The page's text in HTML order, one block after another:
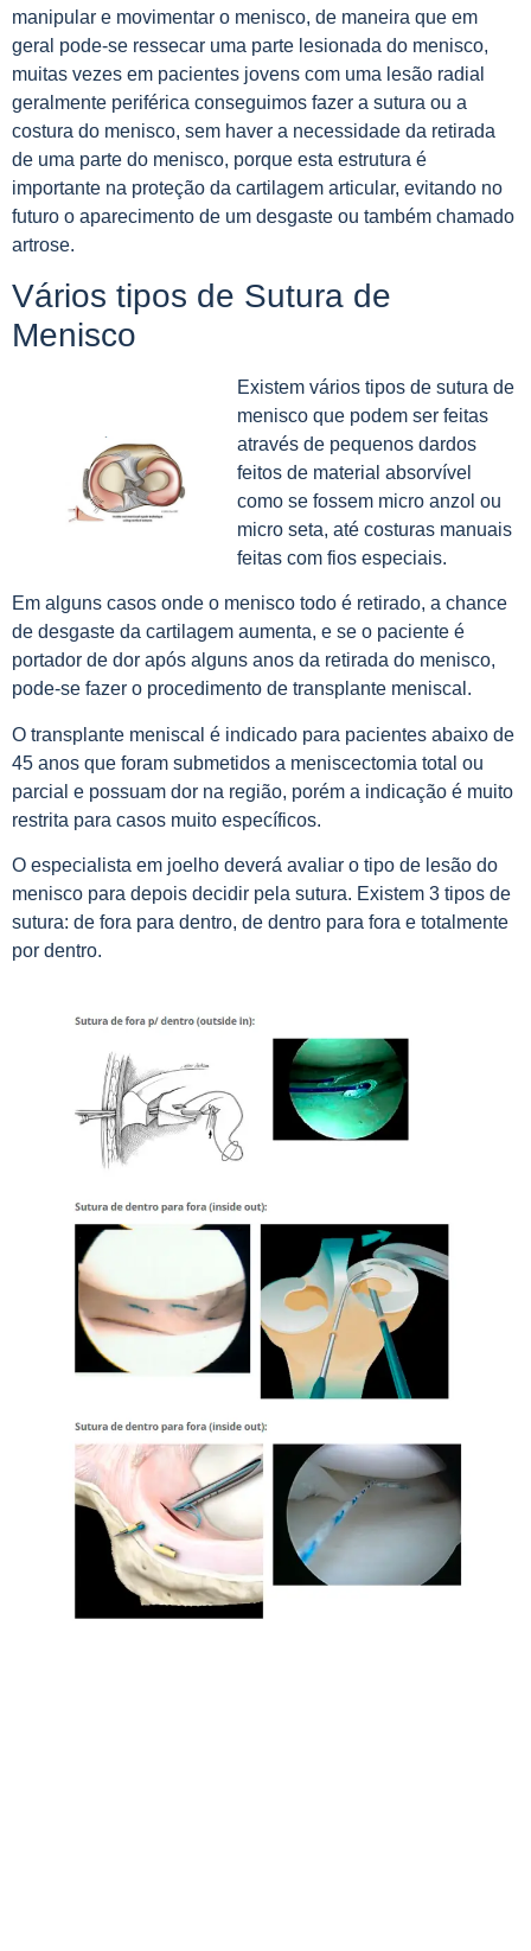
manipular e movimentar o menisco, de maneira que em
geral pode-se ressecar uma parte lesionada do menisco,
muitas vezes em pacientes jovens com uma lesão radial
geralmente periférica conseguimos fazer a sutura ou a
costura do menisco, sem haver a necessidade da retirada
de uma parte do menisco, porque esta estrutura é
importante na proteção da cartilagem articular, evitando no
futuro o aparecimento de um desgaste ou também chamado
artrose.
Vários tipos de Sutura de
Menisco
Existem vários tipos de sutura de
menisco que podem ser feitas
através de pequenos dardos
feitos de material absorvível
como se fossem micro anzol ou
micro seta, até costuras manuais
feitas com fios especiais.
Em alguns casos onde o menisco todo é retirado, a chance
de desgaste da cartilagem aumenta, e se o paciente é
portador de dor após alguns anos da retirada do menisco,
pode-se fazer o procedimento de transplante meniscal.
O transplante meniscal é indicado para pacientes abaixo de
45 anos que foram submetidos a meniscectomia total ou
parcial e possuam dor na região, porém a indicação é muito
restrita para casos muito específicos.
O especialista em joelho deverá avaliar o tipo de lesão do
menisco para depois decidir pela sutura. Existem 3 tipos de
sutura: de fora para dentro, de dentro para fora e totalmente
por dentro.